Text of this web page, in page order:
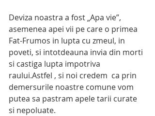
Deviza noastra a fost „Apa vie”,
asemenea apei vii pe care o primea
Fat-Frumos in lupta cu zmeul, in
poveti, si intotdeauna invia din morti
si castiga lupta impotriva
raului.Astfel , si noi credem  ca prin
demersurile noastre comune vom
putea sa pastram apele tarii curate
si nepoluate.